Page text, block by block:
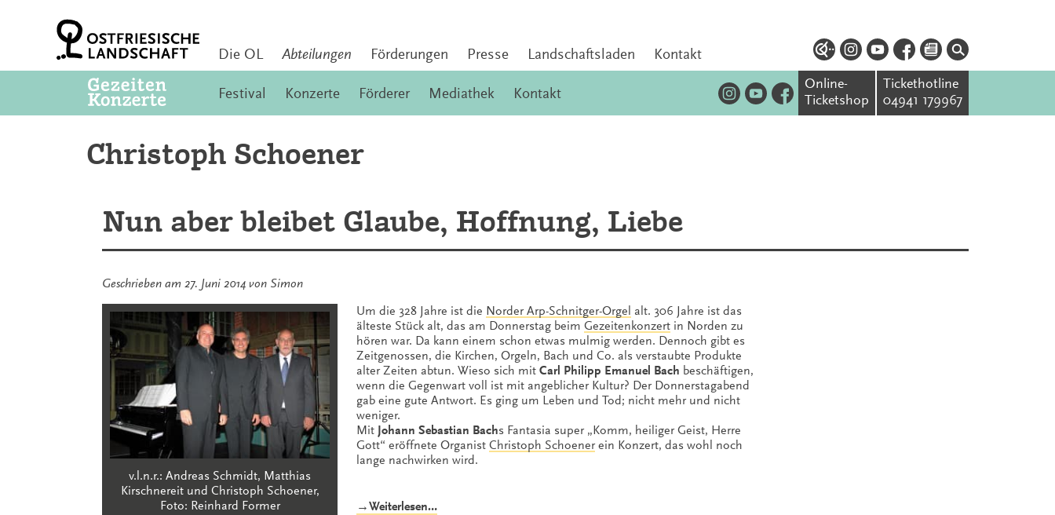
Die OL Abteilungen Förderungen Presse Landschaftsladen Kontakt
Festival Konzerte Förderer Mediathek Kontakt
Online-
Ticketshop
Tickethotline
04941 179967
Christoph Schoener
Nun aber bleibet Glaube, Hoffnung, Liebe
Geschrieben am 27. Juni 2014 von Simon
v.l.n.r.: Andreas Schmidt, Matthias
Kirschnereit und Christoph Schoener,
Foto: Reinhard Former
Um die 328 Jahre ist die Norder Arp-Schnitger-Orgel alt. 306 Jahre ist das
älteste Stück alt, das am Donnerstag beim Gezeitenkonzert in Norden zu
hören war. Da kann einem schon etwas mulmig werden. Dennoch gibt es
Zeitgenossen, die Kirchen, Orgeln, Bach und Co. als verstaubte Produkte
alter Zeiten abtun. Wieso sich mit Carl Philipp Emanuel Bach beschäftigen,
wenn die Gegenwart voll ist mit angeblicher Kultur? Der Donnerstagabend
gab eine gute Antwort. Es ging um Leben und Tod; nicht mehr und nicht
weniger.
Mit Johann Sebastian Bachs Fantasia super „Komm, heiliger Geist, Herre
Gott“ eröffnete Organist Christoph Schoenerein Konzert, das wohl noch
lange nachwirken wird.
→Weiterlesen…„Nun